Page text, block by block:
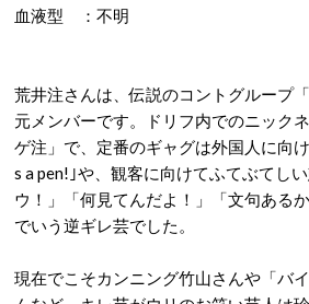
血液型 ：不明
荒井注さんは、伝説のコントグループ
元メンバーです。ドリフ内でのニック
ゲ注」で、定番のギャグは外国人に向
s a pen!｣や、観客に向けてふてぶてし
ウ！」「何見てんだよ！」「文句ある
でいう逆ギレ芸でした。
現在でこそカンニング竹山さんや「バ